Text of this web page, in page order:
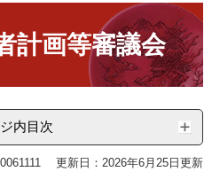
計画等審議会
内目次
更新日：2026年6月25日更新